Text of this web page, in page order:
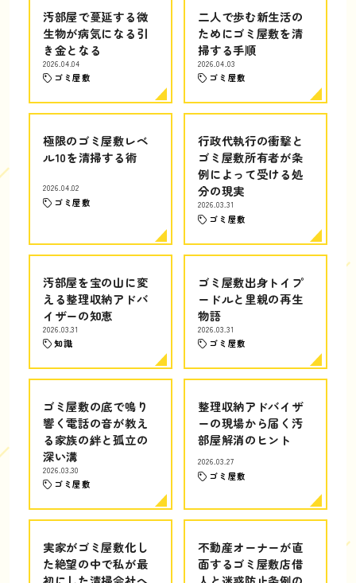
汚部屋で蔓延する微
生物が病気になる引
き金となる
2026.04.04
ゴミ屋敷
二人で歩む新生活の
ためにゴミ屋敷を清
掃する手順
2026.04.03
ゴミ屋敷
極限のゴミ屋敷レベ
ル10を清掃する術
2026.04.02
ゴミ屋敷
行政代執行の衝撃と
ゴミ屋敷所有者が条
例によって受ける処
分の現実
2026.03.31
ゴミ屋敷
汚部屋を宝の山に変
える整理収納アドバ
イザーの知恵
2026.03.31
知識
ゴミ屋敷出身トイプ
ードルと里親の再生
物語
2026.03.31
ゴミ屋敷
ゴミ屋敷の底で鳴り
響く電話の音が教え
る家族の絆と孤立の
深い溝
2026.03.30
ゴミ屋敷
整理収納アドバイザ
ーの現場から届く汚
部屋解消のヒント
2026.03.27
ゴミ屋敷
実家がゴミ屋敷化し
た絶望の中で私が最
不動産オーナーが直
面するゴミ屋敷店借